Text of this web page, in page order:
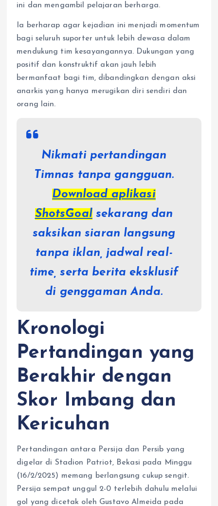
ini dan mengambil pelajaran berharga.
Ia berharap agar kejadian ini menjadi momentum
bagi seluruh suporter untuk lebih dewasa dalam
mendukung tim kesayangannya. Dukungan yang
positif dan konstruktif akan jauh lebih
bermanfaat bagi tim, dibandingkan dengan aksi
anarkis yang hanya merugikan diri sendiri dan
orang lain.
Nikmati pertandingan
Timnas tanpa gangguan.
Download aplikasi
ShotsGoalsekarang dan
saksikan siaran langsung
tanpa iklan, jadwal real-
time, serta berita eksklusif
di genggaman Anda.
Kronologi
Pertandingan yang
Berakhir dengan
Skor Imbang dan
Kericuhan
Pertandingan antara Persija dan Persib yang
digelar di Stadion Patriot, Bekasi pada Minggu
(16/2/2025) memang berlangsung cukup sengit.
Persija sempat unggul 2-0 terlebih dahulu melalui
gol yang dicetak oleh Gustavo Almeida pada